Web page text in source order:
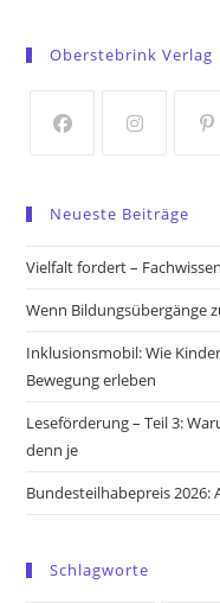
a
tab
tab
Oberstebrink Verlag
a
new
new
a
new
Neueste Beiträge
Vielfalt fordert –
Wenn Bildungsübergänge
Inklusionsmobil: Wie
Bewegung erleben
Leseförderung – Teil 3:
denn je
Bundesteilhabepreis 2026:
Schlagworte